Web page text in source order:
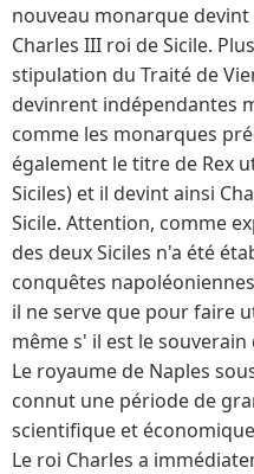
nouveau monarque
Charles III roi de Sicile.
stipulation du Traité de
devinrent indépendantes
comme les monarques
également le titre de Rex
Siciles) et il devint ainsi
Sicile. Attention, comme
des deux Siciles n'a été
conquêtes
il ne serve que pour faire
même s' il est le
Le royaume de Naples
connut une période de
scientifique et
Le roi Charles a